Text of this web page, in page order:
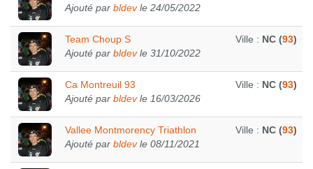
Ajouté par bldevle 24/05/2022
Team Choup S
Ajouté par bldevle 31/10/2022
Ville : NC (93)
Ca Montreuil 93
Ajouté par bldevle 16/03/2026
Ville : NC (93)
Vallee Montmorency Triathlon
Ajouté par bldevle 08/11/2021
Ville : NC (93)